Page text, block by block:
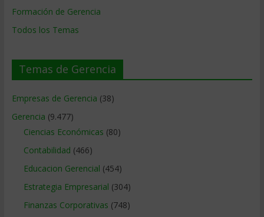
Formación de Gerencia
Todos los Temas
Temas de Gerencia
Empresas de Gerencia (38)
Gerencia (9.477)
Ciencias Económicas (80)
Contabilidad (466)
Educacion Gerencial (454)
Estrategia Empresarial (304)
Finanzas Corporativas (748)